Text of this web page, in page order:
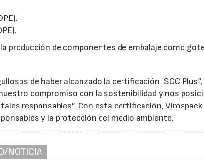
producción de componentes de embalaje como
de haber alcanzado la certificación ISCC
compromiso con la sostenibilidad y nos
responsables”. Con esta certificación,
y la protección del medio ambiente.
NOTICIA